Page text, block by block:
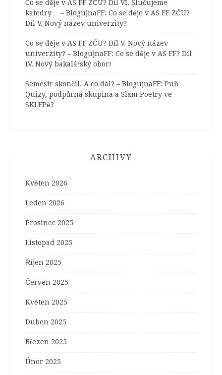
Co se děje v AS FF ZČU? Díl VI. Slučujeme
katedry… – BlogujnaFF: Co se děje v AS FF ZČU?
Díl V. Nový název univerzity?
Co se děje v AS FF ZČU? Díl V. Nový název
univerzity? – BlogujnaFF: Co se děje v AS FF? Díl
IV. Nový bakalářský obor!
Semestr skončil. A co dál? – BlogujnaFF: Pub
Quizy, podpůrná skupina a Slam Poetry ve
SKLEPě?
ARCHIVY
Květen 2026
Leden 2026
Prosinec 2025
Listopad 2025
Říjen 2025
Červen 2025
Květen 2025
Duben 2025
Březen 2025
Únor 2025